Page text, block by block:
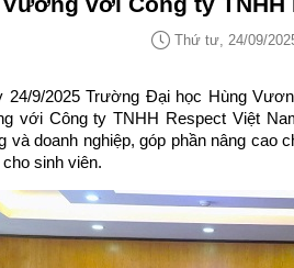
Thứ tư, 24/09/
24/9/2025 Trường Đại học Hùng
với Công ty TNHH Respect Việt
và doanh nghiệp, góp phần nâng cao
sinh viên.